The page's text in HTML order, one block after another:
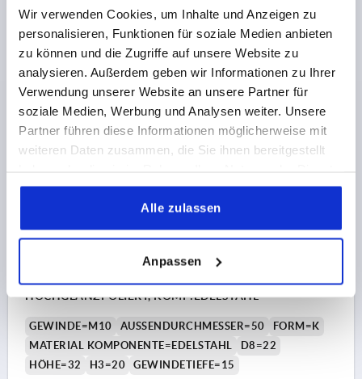
Wir verwenden Cookies, um Inhalte und Anzeigen zu
personalisieren, Funktionen für soziale Medien anbieten
zu können und die Zugriffe auf unsere Website zu
analysieren. Außerdem geben wir Informationen zu Ihrer
Verwendung unserer Website an unsere Partner für
soziale Medien, Werbung und Analysen weiter. Unsere
Partner führen diese Informationen möglicherweise mit
weiteren Daten zusammen, die Sie ihnen bereitgestellt
gesammelt haben.
Alle zulassen
Anpassen
Bestellnummer:K1017.24008
3,12 CHF
zzgl. MwSt.
zzgl. Versandkosten
DETAILS
K1017 K
KREUZGRIFF ÄHNLICH DIN6335 D=M10, D1=50, H=32,
HOCHGLANZPOLIERT, KOMP:EDELSTAHL
GEWINDE=M10 AUSSENDURCHMESSER=50
FORM=K
MATERIAL KOMPONENTE=EDELSTAHL
D8=22
HÖHE=32
H3=20 GEWINDETIEFE=15